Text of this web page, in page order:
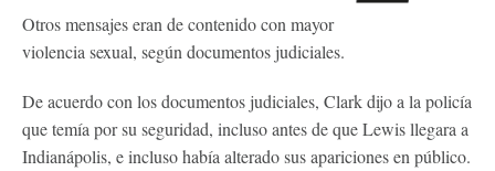
Otros mensajes eran de contenido con mayor
violencia sexual, según documentos judiciales.
De acuerdo con los documentos judiciales, Clark dijo a la policía
que temía por su seguridad, incluso antes de que Lewis llegara a
Indianápolis, e incluso había alterado sus apariciones en público.